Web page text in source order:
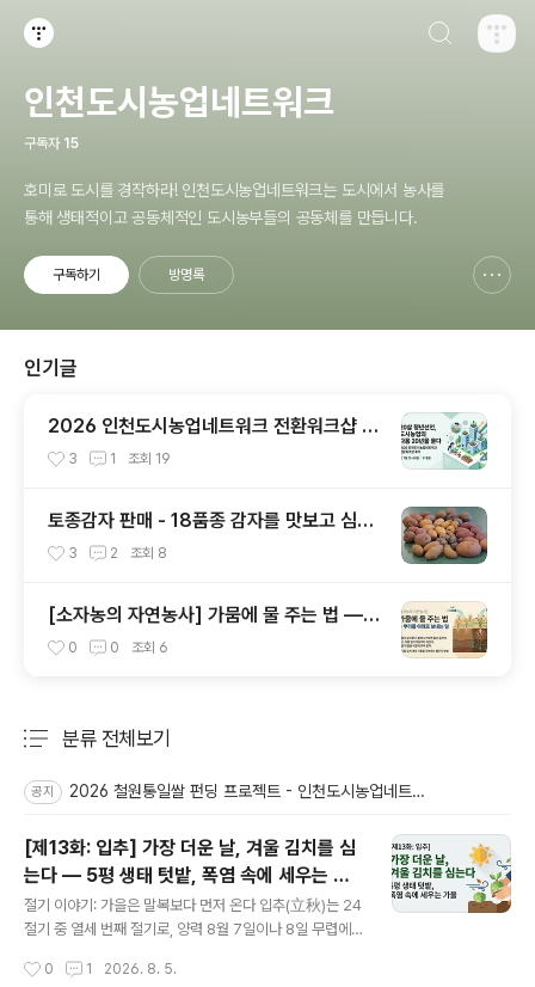
인천도시농업네트워크
구독자 15
호미로 도시를 경작하라! 인천도시농업네트워크는 도시에서 농사를
통해 생태적이고 공동체적인 도시농부들의 공동체를 만듭니다.
구독하기 방명록
인기글
2026 인천도시농업네트워크 전환워크샵 후
기 (7월 25~26일, 철원)
3 1 조회 19
토종감자 판매 - 18품종 감자를 맛보고 심어
보세요.(마감)
3 2 조회 8
[소자농의 자연농사] 가뭄에 물 주는 법 —
뿌리를 아래로 보내는 일
0 0 조회 6
분류 전체보기
공지 2026 철원통일쌀 펀딩 프로젝트 - 인천도시농업네트워크 x 철원군농민회
[제13화: 입추] 가장 더운 날, 겨울 김치를 심
는다 — 5평 생태 텃밭, 폭염 속에 세우는 가
을
절기 이야기: 가을은 말복보다 먼저 온다 입추(立秋)는 24
절기 중 열세 번째 절기로, 양력 8월 7일이나 8일 무렵에
는 때이다. 대서와 처서 사이에 들며, 동양의 역법에서는 이
0 1 2026. 8. 5.